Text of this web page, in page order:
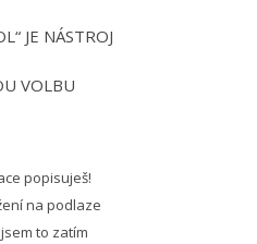
JE NÁSTROJ
VOLBU
popisuješ!
na podlaze
to zatím